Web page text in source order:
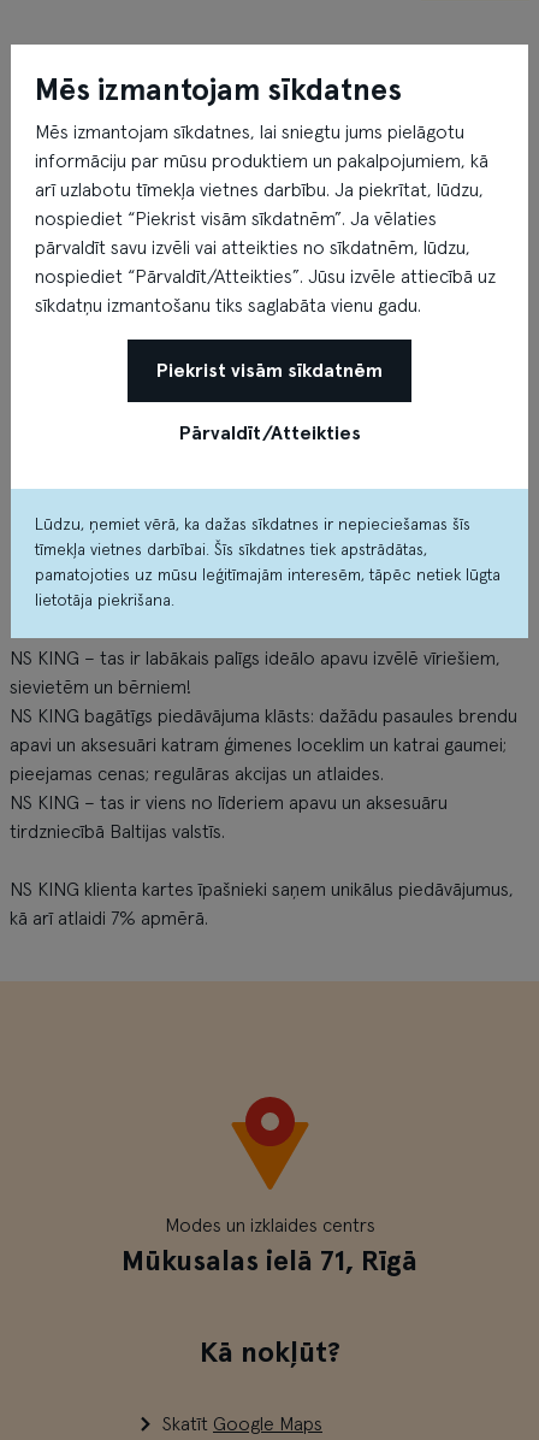
Par veikalu
NS KING – tas ir labākais palīgs ideālo apavu izvēlē vīriešiem,
sievietēm un bērniem!
NS KING bagātīgs piedāvājuma klāsts: dažādu pasaules brendu
apavi un aksesuāri katram ģimenes loceklim un katrai gaumei;
pieejamas cenas; regulāras akcijas un atlaides.
NS KING – tas ir viens no līderiem apavu un aksesuāru
tirdzniecībā Baltijas valstīs.
NS KING klienta kartes īpašnieki saņem unikālus piedāvājumus,
kā arī atlaidi 7% apmērā.
Modes un izklaides centrs
Mūkusalas ielā 71, Rīgā
Kā nokļūt?
Skatīt Google Maps
Mēs izmantojam sīkdatnes
Mēs izmantojam sīkdatnes, lai sniegtu jums pielāgotu
informāciju par mūsu produktiem un pakalpojumiem, kā
arī uzlabotu tīmekļa vietnes darbību. Ja piekrītat, lūdzu,
nospiediet “Piekrist visām sīkdatnēm”. Ja vēlaties
pārvaldīt savu izvēli vai atteikties no sīkdatnēm, lūdzu,
nospiediet “Pārvaldīt/Atteikties”. Jūsu izvēle attiecībā uz
sīkdatņu izmantošanu tiks saglabāta vienu gadu.
Piekrist visām sīkdatnēm
Pārvaldīt/Atteikties
Lūdzu, ņemiet vērā, ka dažas sīkdatnes ir nepieciešamas šīs
tīmekļa vietnes darbībai. Šīs sīkdatnes tiek apstrādātas,
pamatojoties uz mūsu leģitīmajām interesēm, tāpēc netiek lūgta
lietotāja piekrišana.